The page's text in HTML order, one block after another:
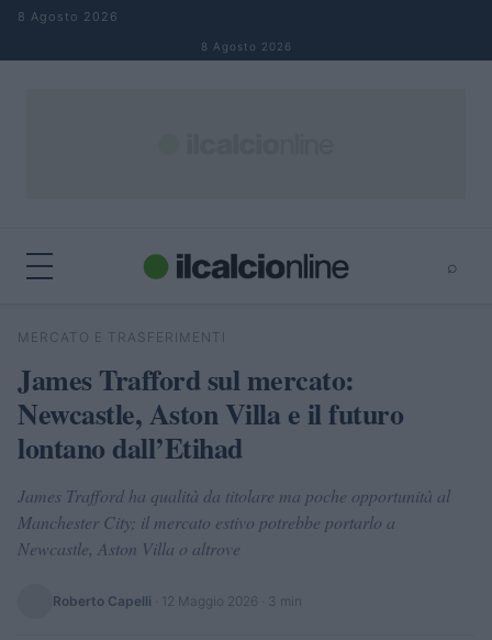
Salta al contenuto
8 Agosto 2026
8 Agosto 2026
⌕
Cerca
MERCATO E TRASFERIMENTI
James Trafford sul mercato:
Newcastle, Aston Villa e il futuro
lontano dall’Etihad
James Trafford ha qualità da titolare ma poche opportunità al
Manchester City; il mercato estivo potrebbe portarlo a
Newcastle, Aston Villa o altrove
Roberto Capelli 12 Maggio 2026 · 3 min